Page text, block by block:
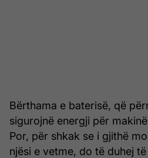
Bërthama e baterisë, që
sigurojnë energji për
Por, për shkak se i gjithë
njësi e vetme, do të duhej